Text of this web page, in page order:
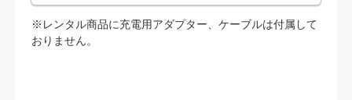
※レンタル商品に充電用アダプター、ケーブルは付属して
おりません。